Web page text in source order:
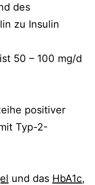
des
zu Insulin
50 – 100 mg/d
positiver
Typ-2-
und das HbA1c,